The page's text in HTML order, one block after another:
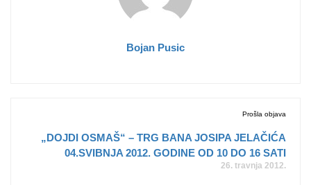
Bojan Pusic
Prošla objava
„DOJDI OSMAŠ“ – TRG BANA JOSIPA JELAČIĆA
04.SVIBNJA 2012. GODINE OD 10 DO 16 SATI
26. travnja 2012.